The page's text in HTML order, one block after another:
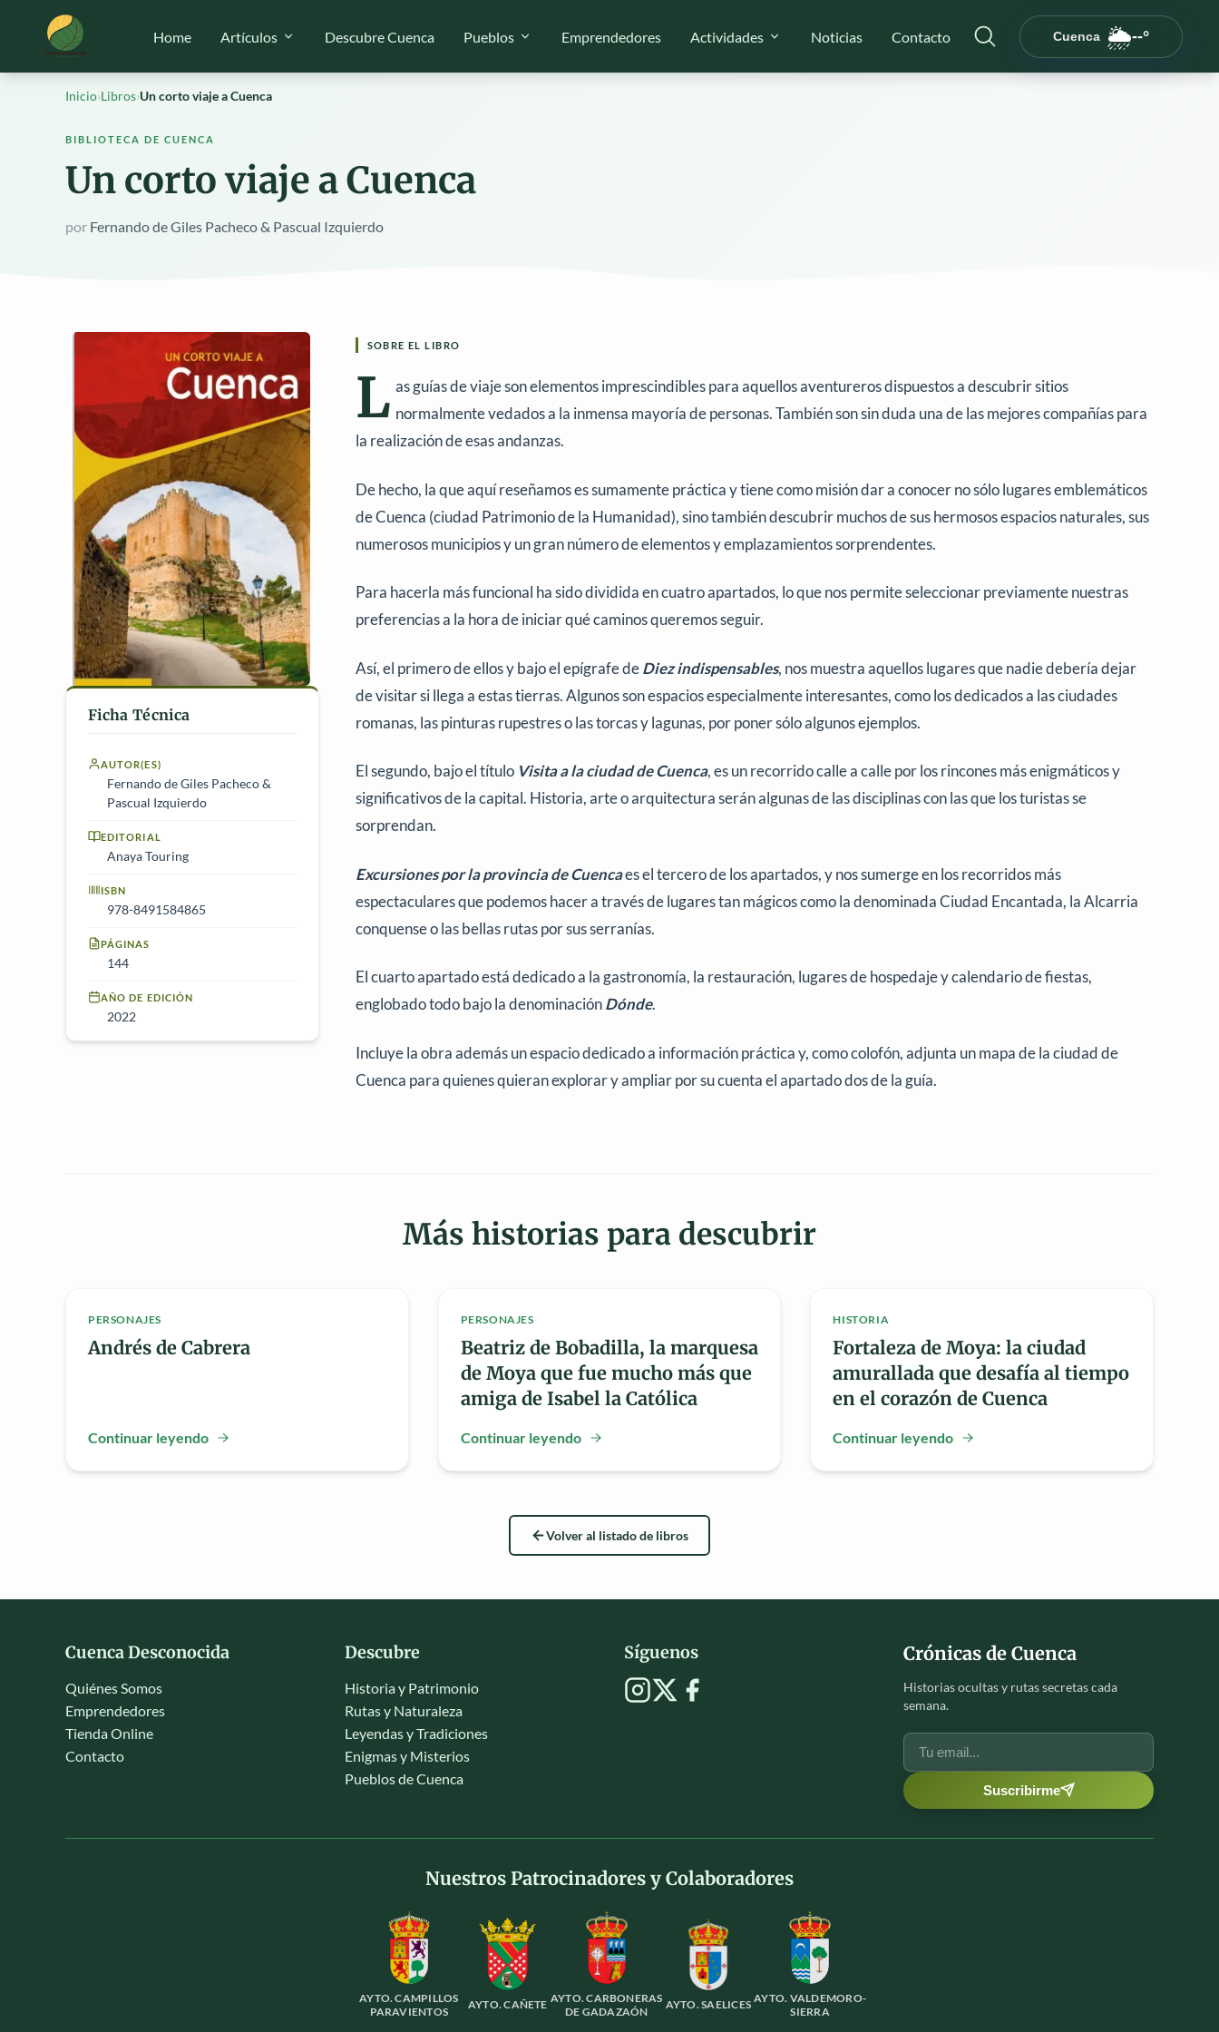
Home Artículos Descubre Cuenca Pueblos Emprendedores Actividades Noticias Contacto Cuenca 🌦️--°
Inicio›Libros›Un corto viaje a Cuenca
BIBLIOTECA DE CUENCA
Un corto viaje a Cuenca
por Fernando de Giles Pacheco & Pascual Izquierdo
Ficha Técnica
AUTOR(ES)
Fernando de Giles Pacheco &
Pascual Izquierdo
EDITORIAL
Anaya Touring
ISBN
978-8491584865
PÁGINAS
144
AÑO DE EDICIÓN
2022
SOBRE EL LIBRO
L as guías de viaje son elementos imprescindibles para aquellos aventureros dispuestos a descubrir sitios
normalmente vedados a la inmensa mayoría de personas. También son sin duda una de las mejores compañías para
la realización de esas andanzas.
De hecho, la que aquí reseñamos es sumamente práctica y tiene como misión dar a conocer no sólo lugares emblemáticos
de Cuenca (ciudad Patrimonio de la Humanidad), sino también descubrir muchos de sus hermosos espacios naturales, sus
numerosos municipios y un gran número de elementos y emplazamientos sorprendentes.
Para hacerla más funcional ha sido dividida en cuatro apartados, lo que nos permite seleccionar previamente nuestras
preferencias a la hora de iniciar qué caminos queremos seguir.
Así, el primero de ellos y bajo el epígrafe deDiez indispensables, nos muestra aquellos lugares que nadie debería dejar
de visitar si llega a estas tierras. Algunos son espacios especialmente interesantes, como los dedicados a las ciudades
romanas, las pinturas rupestres o las torcas y lagunas, por poner sólo algunos ejemplos.
El segundo, bajo el título Visita a la ciudad de Cuenca, es un recorrido calle a calle por los rincones más enigmáticos y
significativos de la capital. Historia, arte o arquitectura serán algunas de las disciplinas con las que los turistas se
sorprendan.
Excursiones por la provincia de Cuencaes el tercero de los apartados, y nos sumerge en los recorridos más
espectaculares que podemos hacer a través de lugares tan mágicos como la denominada Ciudad Encantada, la Alcarria
conquense o las bellas rutas por sus serranías.
El cuarto apartado está dedicado a la gastronomía, la restauración, lugares de hospedaje y calendario de fiestas,
englobado todo bajo la denominaciónDónde.
Incluye la obra además un espacio dedicado a información práctica y, como colofón, adjunta un mapa de la ciudad de
Cuenca para quienes quieran explorar y ampliar por su cuenta el apartado dos de la guía.
Más historias para descubrir
PERSONAJES
Andrés de Cabrera
Continuar leyendo
PERSONAJES
Beatriz de Bobadilla, la marquesa
de Moya que fue mucho más que
amiga de Isabel la Católica
Continuar leyendo
HISTORIA
Fortaleza de Moya: la ciudad
amurallada que desafía al tiempo
en el corazón de Cuenca
Continuar leyendo
Volver al listado de libros
Cuenca Desconocida
Quiénes Somos
Emprendedores
Tienda Online
Contacto
Descubre
Historia y Patrimonio
Rutas y Naturaleza
Leyendas y Tradiciones
Enigmas y Misterios
Pueblos de Cuenca
Síguenos Crónicas de Cuenca
Historias ocultas y rutas secretas cada
semana.
Suscribirme
Nuestros Patrocinadores y Colaboradores
AYTO. CAMPILLOS
PARAVIENTOS
AYTO. CAÑETE AYTO. CARBONERAS
DE GADAZAÓN
AYTO. SAELICES AYTO. VALDEMORO-
SIERRA